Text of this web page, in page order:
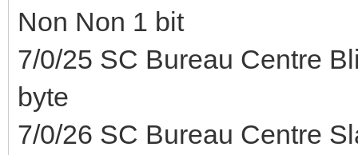
Non Non 1 bit
7/0/25 SC Bureau Centre
byte
7/0/26 SC Bureau Centre